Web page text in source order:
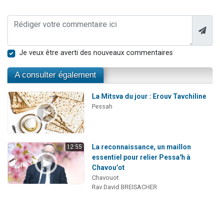
Je veux être averti des nouveaux commentaires
A consulter également
La Mitsva du jour : Erouv Tavchiline
Pessah
12:55
La reconnaissance, un maillon
essentiel pour relier Pessa'h à
Chavou’ot
Chavouot
Rav David BREISACHER